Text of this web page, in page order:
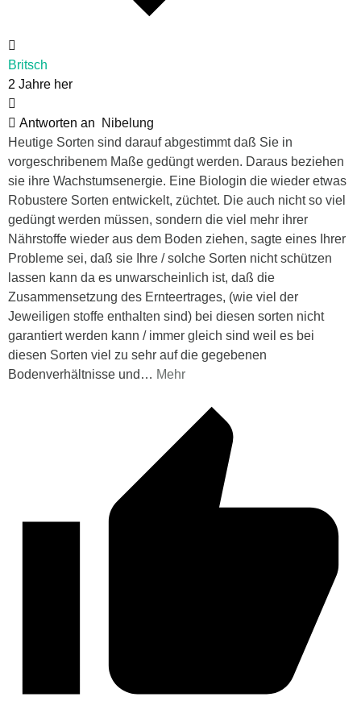
Britsch
2 Jahre her
Antworten an
Nibelung
Heutige Sorten sind darauf abgestimmt daß Sie in
vorgeschribenem Maße gedüngt werden. Daraus beziehen
sie ihre Wachstumsenergie. Eine Biologin die wieder etwas
Robustere Sorten entwickelt, züchtet. Die auch nicht so viel
gedüngt werden müssen, sondern die viel mehr ihrer
Nährstoffe wieder aus dem Boden ziehen, sagte eines Ihrer
Probleme sei, daß sie Ihre / solche Sorten nicht schützen
lassen kann da es unwarscheinlich ist, daß die
Zusammensetzung des Ernteertrages, (wie viel der
Jeweiligen stoffe enthalten sind) bei diesen sorten nicht
garantiert werden kann / immer gleich sind weil es bei
diesen Sorten viel zu sehr auf die gegebenen
Bodenverhältnisse und … Mehr